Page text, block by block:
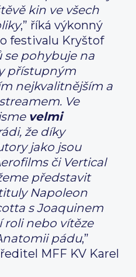
kin ve všech
,” říká výkonný
festivalu Kryštof
se pohybuje na
přístupným
nejkvalitnějším a
Ve
velmi
že díky
jako jsou
či Vertical
představit
Napoleon
s Joaquinem
roli nebo vítěze
pádu,”
MFF KV Karel